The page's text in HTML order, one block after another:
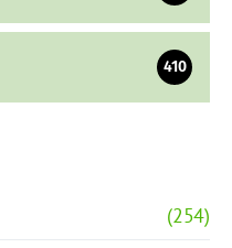
410
(254)